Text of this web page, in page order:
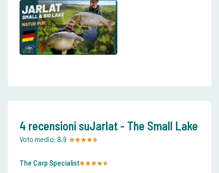
4 recensioni suJarlat - The Small Lake
Voto medio: 8,9
The Carp Specialist